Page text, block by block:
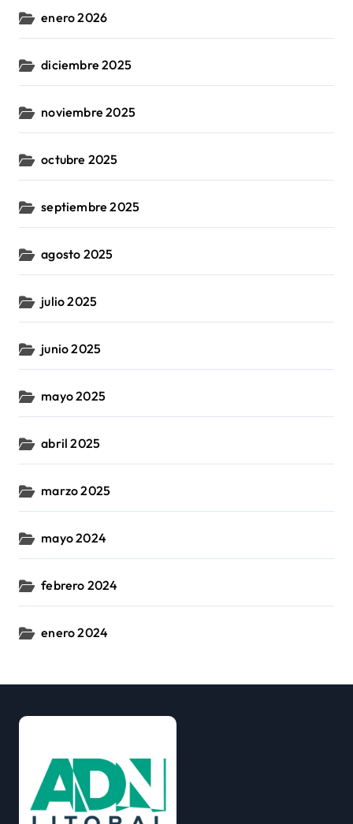
enero 2026
diciembre 2025
noviembre 2025
octubre 2025
septiembre 2025
agosto 2025
julio 2025
junio 2025
mayo 2025
abril 2025
marzo 2025
mayo 2024
febrero 2024
enero 2024